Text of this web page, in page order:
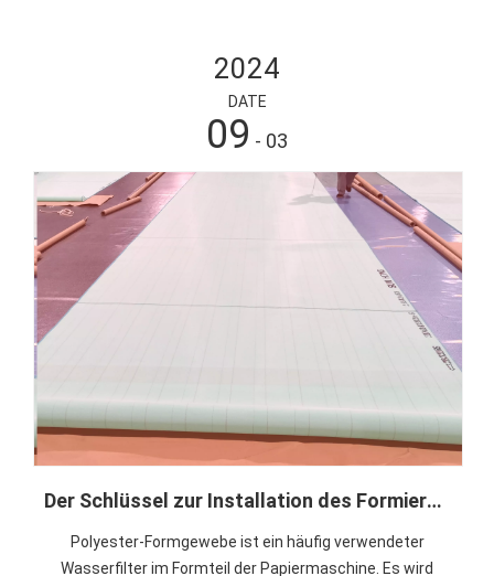
2024
DATE
09 - 03
Der Schlüssel zur Installation des Formiergewebes und die Lösung häufiger Probleme in der täglichen Produktion
Polyester-Formgewebe ist ein häufig verwendeter
Wasserfilter im Formteil der Papiermaschine. Es wird